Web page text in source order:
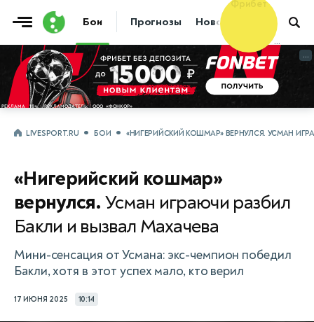
Бои Прогнозы Новости Бокс
...
...
LIVESPORT.RU БОИ «НИГЕРИЙСКИЙ КОШМАР» ВЕРНУЛСЯ. УСМАН
«Нигерийский кошмар»
вернулся.Усман играючи разбил
Бакли и вызвал Махачева
Мини-сенсация от Усмана: экс-чемпион победил
Бакли, хотя в этот успех мало, кто верил
17 ИЮНЯ 2025 10:14